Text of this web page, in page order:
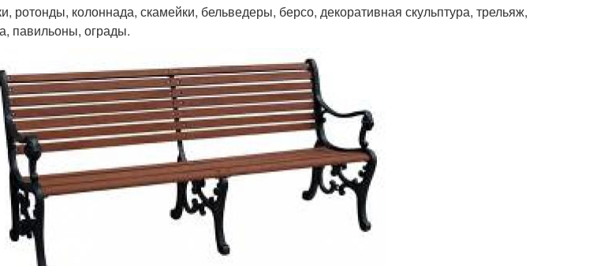
ротонды, колоннада, скамейки, бельведеры, берсо, декоративная скульптура, трельяж,
павильоны, ограды.